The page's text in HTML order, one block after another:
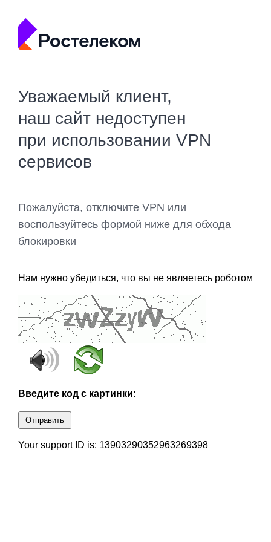
Уважаемый клиент,
наш сайт недоступен
при использовании VPN
сервисов
Пожалуйста, отключите VPN или
воспользуйтесь формой ниже для обхода
блокировки
Нам нужно убедиться, что вы не являетесь роботом
Введите код с картинки:
Отправить
Your support ID is: 13903290352963269398